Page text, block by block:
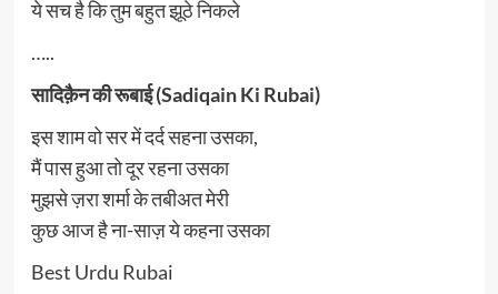
ये सच है कि तुम बहुत झूठे निकले
…..
सादिक़ैन की रूबाई (Sadiqain Ki Rubai)
इस शाम वो सर में दर्द सहना उसका,
मैं पास हुआ तो दूर रहना उसका
मुझसे ज़रा शर्मा के तबीअत मेरी
कुछ आज है ना-साज़ ये कहना उसका
Best Urdu Rubai